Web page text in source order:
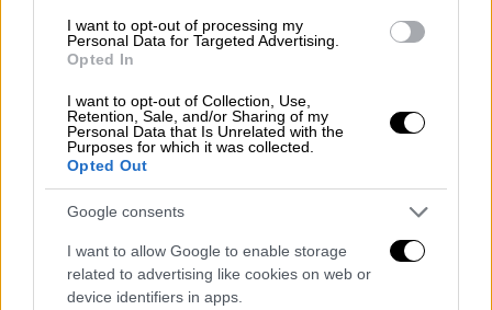
I want to opt-out of processing my
Personal Data for Targeted Advertising.
Opted In
I want to opt-out of Collection, Use,
Retention, Sale, and/or Sharing of my
Personal Data that Is Unrelated with the
Purposes for which it was collected.
Opted Out
Google consents
I want to allow Google to enable storage
related to advertising like cookies on web or
device identifiers in apps.
κρασάκι μέχρι να βγει το αρνί.